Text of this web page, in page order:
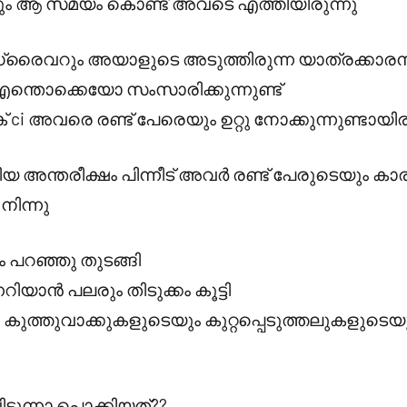
അയാളുടെ അടുത്തിരുന്ന
സംസാരിക്കുന്നുണ്ട്
ci അവരെ രണ്ട് പേരെയും ഉറ്റു
അന്തരീക്ഷം പിന്നീട് അവർ രണ്ട് പേരുടെയും
പറഞ്ഞു തുടങ്ങി
പലരും തിടുക്കം കൂട്ടി
കുത്തുവാക്കുകളുടെയും